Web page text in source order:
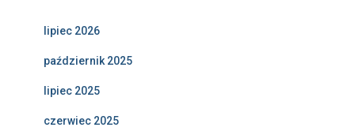
lipiec 2026
październik 2025
lipiec 2025
czerwiec 2025